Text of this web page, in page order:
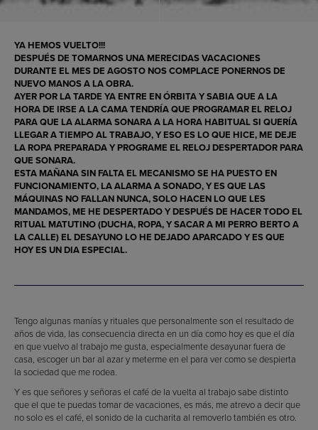
YA HEMOS VUELTO!!!
DESPUÉS DE TOMARNOS UNA MERECIDAS VACACIONES
DURANTE EL MES DE AGOSTO NOS COMPLACE PONERNOS DE
NUEVO MANOS A LA OBRA.
AYER POR LA TARDE YA ENTRE EN ÓRBITA Y SABIA QUE A LA
HORA DE IRSE A LA CAMA TENDRÍA QUE PROGRAMAR EL RELOJ
PARA QUE LA ALARMA SONARA A LA HORA HABITUAL SI QUERÍA
LLEGAR A TIEMPO AL TRABAJO, Y ESO ES LO QUE HICE, ME DEJE
LA ROPA PREPARADA Y PROGRAME EL RELOJ DESPERTADOR PARA
QUE SONARA.
ESTA MAÑANA SIN FALTA EL MECANISMO SE HA PUESTO EN
FUNCIONAMIENTO, LA ALARMA A SONADO, Y ES QUE LAS
MÁQUINAS NO FALLAN NUNCA, SOLO HACEN LO QUE LES
MANDAMOS, ME HE DESPERTADO Y DESPUÉS DE HACER TODO EL
RITUAL MATUTINO (DUCHA, ROPA, Y SACAR A MI PERRO BERTO A
LA CALLE) EL DESAYUNO LO HE DEJADO APARCADO Y ES QUE
HOY ES UN DIA ESPECIAL.
Tengo algunas manías y rituales que personalmente son el resultado de
años de vida, las consecuencia directa en un día como hoy es que el día
en que vuelvo al trabajo me gusta, especialmente desayunar fuera de
casa, escoger un bar al azar y meterme en el para ver como se despierta
la sociedad que me rodea.
Y es que señores y señoras el café de la vuelta al trabajo sabe distinto
que el que te puedas tomar de vacaciones, es más, me atrevo a decir que
no solo es el café, el sonido de la cucharita al removerlo también es otro.